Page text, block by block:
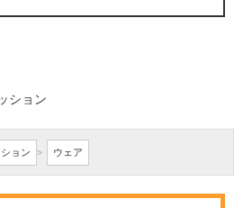
ション
ョン > ウェア